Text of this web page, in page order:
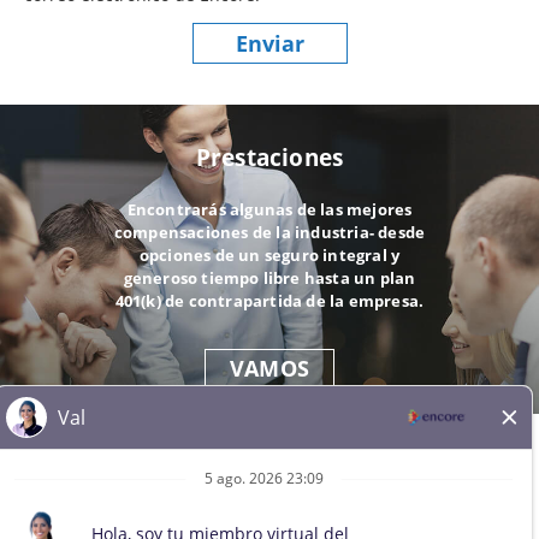
Enviar
Prestaciones
Encontrarás algunas de las mejores
compensaciones de la industria- desde
opciones de un seguro integral y
generoso tiempo libre hasta un plan
401(k) de contrapartida de la empresa.
VAMOS
comerciales de terceros se mantienen como propiedad de sus